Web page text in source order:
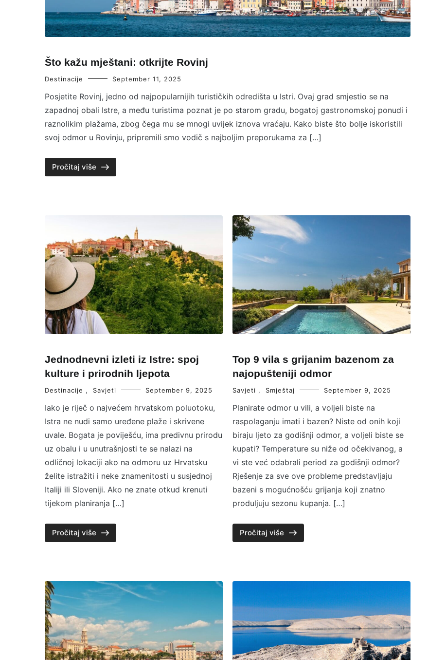
diljem
Hrvatske
Što kažu mještani: otkrijte Rovinj
Destinacije September 11, 2025
Posjetite Rovinj, jedno od najpopularnijih turističkih odredišta u Istri. Ovaj grad smjestio se na
zapadnoj obali Istre, a među turistima poznat je po starom gradu, bogatoj gastronomskoj ponudi i
raznolikim plažama, zbog čega mu se mnogi uvijek iznova vraćaju. Kako biste što bolje iskoristili
svoj odmor u Rovinju, pripremili smo vodič s najboljim preporukama za […]
Pročitaj više
Jednodnevni izleti iz Istre: spoj
kulture i prirodnih ljepota
Destinacije , Savjeti September 9, 2025
Iako je riječ o najvećem hrvatskom poluotoku,
Istra ne nudi samo uređene plaže i skrivene
uvale. Bogata je poviješću, ima predivnu prirodu
uz obalu i u unutrašnjosti te se nalazi na
odličnoj lokaciji ako na odmoru uz Hrvatsku
želite istražiti i neke znamenitosti u susjednoj
Italiji ili Sloveniji. Ako ne znate otkud krenuti
tijekom planiranja […]
Pročitaj više
Top 9 vila s grijanim bazenom za
najopušteniji odmor
Savjeti , Smještaj September 9, 2025
Planirate odmor u vili, a voljeli biste na
raspolaganju imati i bazen? Niste od onih koji
biraju ljeto za godišnji odmor, a voljeli biste se
kupati? Temperature su niže od očekivanog, a
vi ste već odabrali period za godišnji odmor?
Rješenje za sve ove probleme predstavljaju
bazeni s mogućnošću grijanja koji znatno
produljuju sezonu kupanja. […]
Pročitaj više